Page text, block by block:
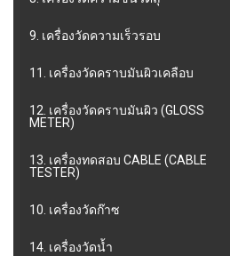
9. เครื่องวัดความเร็วรอบ
11. เครื่องวัดคราบมันผิวเคลือบ
12. เครื่องวัดคราบมันผิว (GLOSS
METER)
13. เครื่องทดสอบ CABLE (CABLE
TESTER)
10. เครื่องวัดก๊าซ
14. เครื่องวัดน้ำ